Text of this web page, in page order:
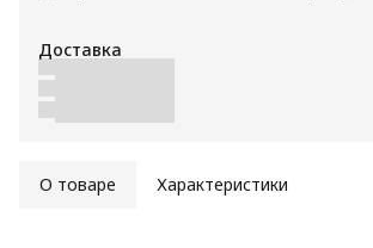
Доставка
О товаре Характеристики